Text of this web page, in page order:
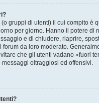
(o gruppi di utenti) il cui compito è
per giorno. Hanno il potere di
e di chiudere, riaprire,
da loro moderato.
che gli utenti vadano «fuori
messaggi oltraggiosi ed offensivi.